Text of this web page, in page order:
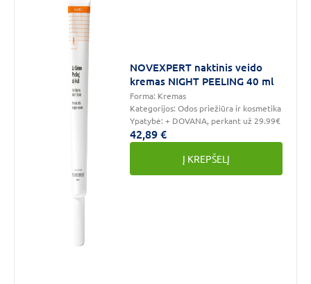
Kosmetika
NOVEXPERT naktinis veido
kremas NIGHT PEELING 40 ml
Forma: Kremas
Kategorijos:Odos priežiūra ir kosmetika
Ypatybė:+ DOVANA, perkant už 29.99€
42,89 €
Į KREPŠELĮ